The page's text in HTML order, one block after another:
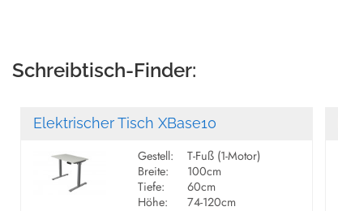
Schreibtisch-Finder:
Elektrischer Tisch XBase10
Gestell:
T-Fuß (1-Motor)
Breite:
100cm
Tiefe:
60cm
Höhe:
74-120cm